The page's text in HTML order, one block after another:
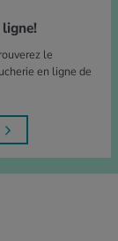
ligne!
le
en ligne de